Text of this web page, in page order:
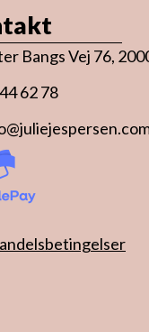
Bangs Vej 76,
62 78